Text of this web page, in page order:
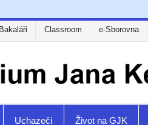
Bakaláři Classroom e-Sborovna
Uchazeči Život na GJK